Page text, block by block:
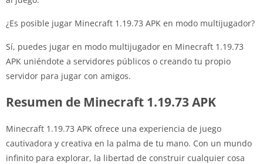
¿Es posible jugar Minecraft 1.19.73 APK en modo multijugador?
Sí, puedes jugar en modo multijugador en Minecraft 1.19.73
APK uniéndote a servidores públicos o creando tu propio
servidor para jugar con amigos.
Resumen de Minecraft 1.19.73 APK
Minecraft 1.19.73 APK ofrece una experiencia de juego
cautivadora y creativa en la palma de tu mano. Con un mundo
infinito para explorar, la libertad de construir cualquier cosa